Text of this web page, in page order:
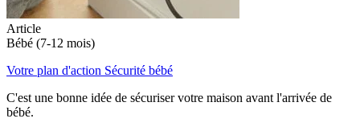
Article
Bébé (7-12 mois)
Votre plan d'action Sécurité bébé
C'est une bonne idée de sécuriser votre maison avant l'arrivée de
bébé.